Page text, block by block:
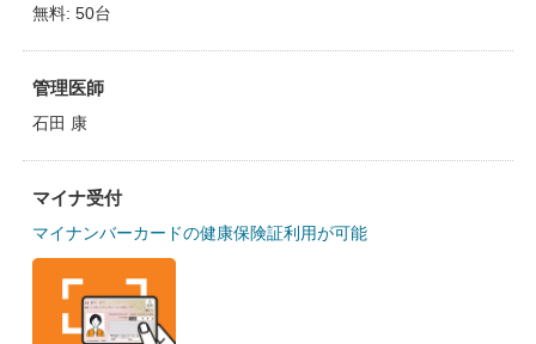
無料: 50台
管理医師
石田 康
マイナ受付
マイナンバーカードの健康保険証利用が可能